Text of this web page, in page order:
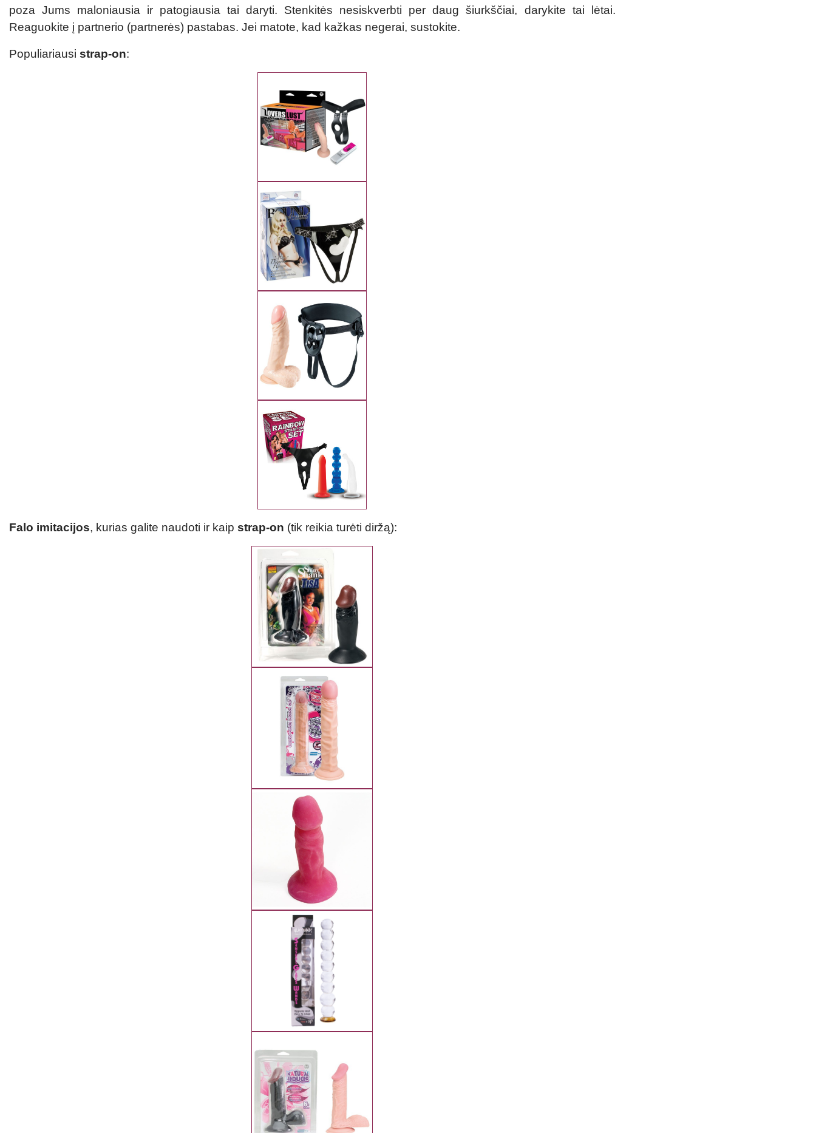
poza Jums maloniausia ir patogiausia tai daryti. Stenkitės nesiskverbti per daug šiurkščiai, darykite tai lėtai.
Reaguokite į partnerio (partnerės) pastabas. Jei matote, kad kažkas negerai, sustokite.
Populiariausi strap-on:
Falo imitacijos, kurias galite naudoti ir kaip strap-on (tik reikia turėti diržą):